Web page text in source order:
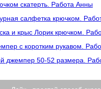
скатерть. Работа Анны
салфетка крючком.
и крыс Лорик крючком.
с коротким рукавом.
джемпер 50-52 размера.